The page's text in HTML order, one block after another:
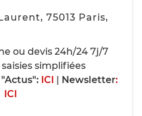
75013 Paris,
ou devis 24h/24 7j/7
simplifiées
"Actus":ICI | Newsletter:
ICI